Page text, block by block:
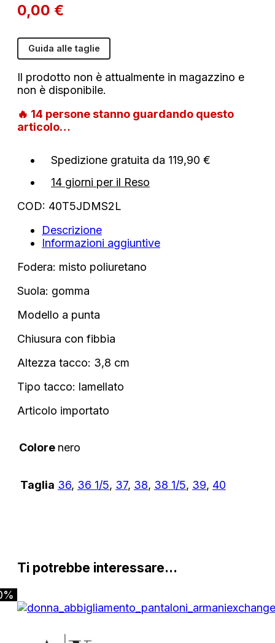
0,00 €
Guida alle taglie
Il prodotto non è attualmente in magazzino e
non è disponibile.
🔥 14 persone stanno guardando questo
articolo…
Spedizione gratuita da 119,90 €
14 giorni per il Reso
COD: 40T5JDMS2L
Descrizione
Informazioni aggiuntive
Fodera: misto poliuretano
Suola: gomma
Modello a punta
Chiusura con fibbia
Altezza tacco: 3,8 cm
Tipo tacco: lamellato
Articolo importato
Colore nero
Taglia 36, 36 1/5, 37, 38, 38 1/5, 39, 40
Ti potrebbe interessare…